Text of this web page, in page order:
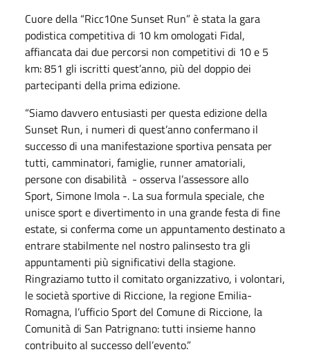
Cuore della “Ricc10ne Sunset Run” è stata la gara
podistica competitiva di 10 km omologati Fidal,
affiancata dai due percorsi non competitivi di 10 e 5
km: 851 gli iscritti quest’anno, più del doppio dei
partecipanti della prima edizione.
“Siamo davvero entusiasti per questa edizione della
Sunset Run, i numeri di quest’anno confermano il
successo di una manifestazione sportiva pensata per
tutti, camminatori, famiglie, runner amatoriali,
persone con disabilità - osserva l’assessore allo
Sport, Simone Imola -. La sua formula speciale, che
unisce sport e divertimento in una grande festa di fine
estate, si conferma come un appuntamento destinato a
entrare stabilmente nel nostro palinsesto tra gli
appuntamenti più significativi della stagione.
Ringraziamo tutto il comitato organizzativo, i volontari,
le società sportive di Riccione, la regione Emilia-
Romagna, l’ufficio Sport del Comune di Riccione, la
Comunità di San Patrignano: tutti insieme hanno
contribuito al successo dell’evento.”